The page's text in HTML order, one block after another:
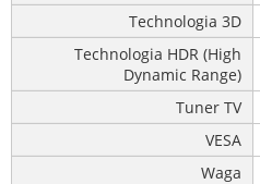
Technologia 3D
Technologia HDR (High
Dynamic Range)
Tuner TV
VESA
Waga